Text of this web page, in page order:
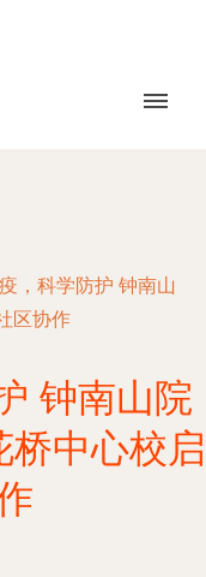
，科学防护 钟南山
区协作
钟南山院
中心校启